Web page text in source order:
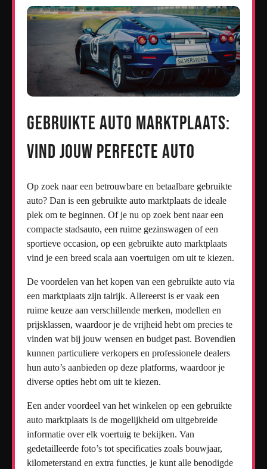
Gebruikte Auto Marktplaats:
Vind Jouw Perfecte Auto
Op zoek naar een betrouwbare en betaalbare gebruikte
auto? Dan is een gebruikte auto marktplaats de ideale
plek om te beginnen. Of je nu op zoek bent naar een
compacte stadsauto, een ruime gezinswagen of een
sportieve occasion, op een gebruikte auto marktplaats
vind je een breed scala aan voertuigen om uit te kiezen.
De voordelen van het kopen van een gebruikte auto via
een marktplaats zijn talrijk. Allereerst is er vaak een
ruime keuze aan verschillende merken, modellen en
prijsklassen, waardoor je de vrijheid hebt om precies te
vinden wat bij jouw wensen en budget past. Bovendien
kunnen particuliere verkopers en professionele dealers
hun auto’s aanbieden op deze platforms, waardoor je
diverse opties hebt om uit te kiezen.
Een ander voordeel van het winkelen op een gebruikte
auto marktplaats is de mogelijkheid om uitgebreide
informatie over elk voertuig te bekijken. Van
gedetailleerde foto’s tot specificaties zoals bouwjaar,
kilometerstand en extra functies, je kunt alle benodigde